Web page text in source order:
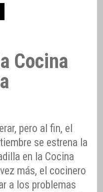
Cocina
pero al fin, el
se estrena la
en la Cocina
más, el cocinero
a los problemas